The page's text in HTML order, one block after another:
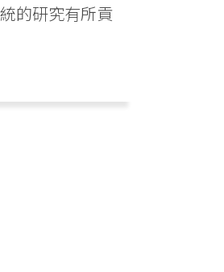
的研究有所貢